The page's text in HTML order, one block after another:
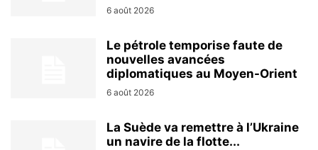
6 août 2026
Le pétrole temporise faute de
nouvelles avancées
diplomatiques au Moyen-Orient
6 août 2026
La Suède va remettre à l’Ukraine
un navire de la flotte...